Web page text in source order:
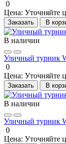
0
Цена: Уточняйте
Заказать В
В наличии
Уличный турник
0
Цена: Уточняйте
Заказать В
В наличии
Уличный турник
0
Цена: Уточняйте